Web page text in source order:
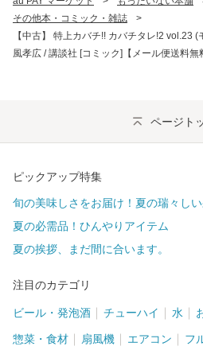
その他本・コミック・雑誌
>
【中古】 特上カバチ!! カバチタレ!2 vol.23
風孝広 / 講談社 [コミック]【メール便送料無
ページト
ピックアップ特集
旬の美味しさをお届け！夏の瑞々し
夏の必需品！ひんやりアイテム
夏の挨拶、まだ間に合います。
注目のカテゴリ
ビール・発泡酒 チューハイ 水
惣菜・食材 扇風機 エアコン フ